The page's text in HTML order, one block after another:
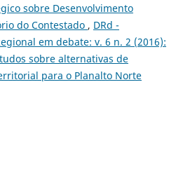
sobre Desenvolvimento
do Contestado , DRd -
em debate: v. 6 n. 2 (2016):
sobre alternativas de
para o Planalto Norte